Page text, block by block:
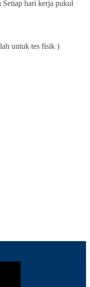
Setiap hari kerja pukul
untuk tes fisik )